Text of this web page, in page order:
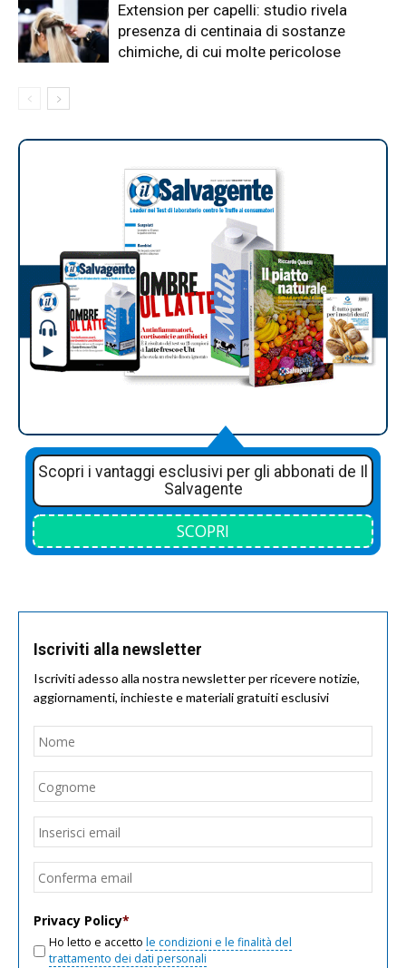
Extension per capelli: studio rivela
presenza di centinaia di sostanze
chimiche, di cui molte pericolose
Scopri i vantaggi esclusivi per gli abbonati de Il
Salvagente
SCOPRI
Iscriviti alla newsletter
Iscriviti adesso alla nostra newsletter per ricevere notizie,
aggiornamenti, inchieste e materiali gratuiti esclusivi
Nome
Email
Privacy Policy*
Ho letto e accetto le condizioni e le finalità del
trattamento dei dati personali